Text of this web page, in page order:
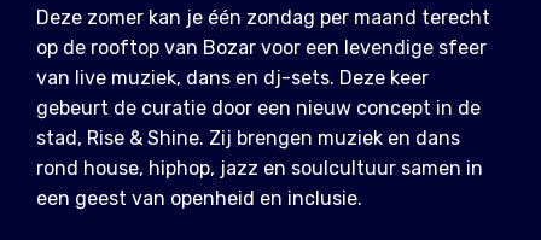
Deze zomer kan je één zondag per maand terecht
op de rooftop van Bozar voor een levendige sfeer
van live muziek, dans en dj-sets. Deze keer
gebeurt de curatie door een nieuw concept in de
stad, Rise & Shine. Zij brengen muziek en dans
rond house, hiphop, jazz en soulcultuur samen in
een geest van openheid en inclusie.